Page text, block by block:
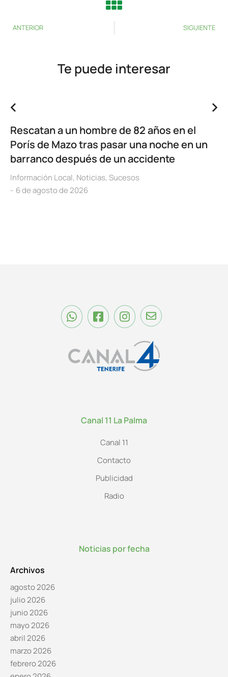
ANTERIOR SIGUIENTE
Te puede interesar
Rescatan a un hombre de 82 años en el
Porís de Mazo tras pasar una noche en un
barranco después de un accidente
Información Local, Noticias, Sucesos
6 de agosto de 2026
Canal 11 La Palma
Canal 11
Contacto
Publicidad
Radio
Noticias por fecha
Archivos
agosto 2026
julio 2026
junio 2026
mayo 2026
abril 2026
marzo 2026
febrero 2026